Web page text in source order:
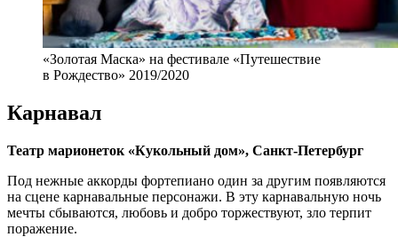
«Золотая Маска» на фестивале «Путешествие
в Рождество» 2019/2020
Карнавал
Театр марионеток «Кукольный дом», Санкт-Петербург
Под нежные аккорды фортепиано один за другим появляются
на сцене карнавальные персонажи. В эту карнавальную ночь
мечты сбываются, любовь и добро торжествуют, зло терпит
поражение.